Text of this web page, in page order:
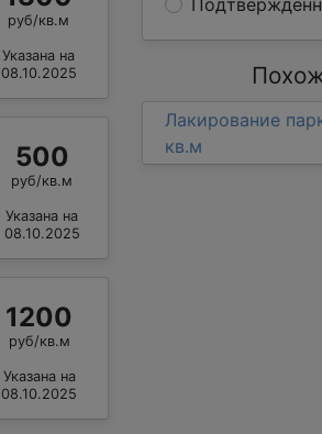
руб/кв.м
Указана на
08.10.2025
500
руб/кв.м
Указана на
08.10.2025
1200
руб/кв.м
Указана на
08.10.2025
Лакирование
кв.м